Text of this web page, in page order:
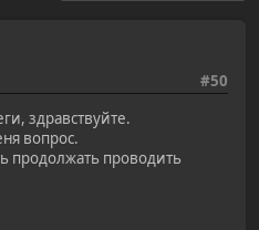
#50
здравствуйте.
вопрос.
продолжать проводить